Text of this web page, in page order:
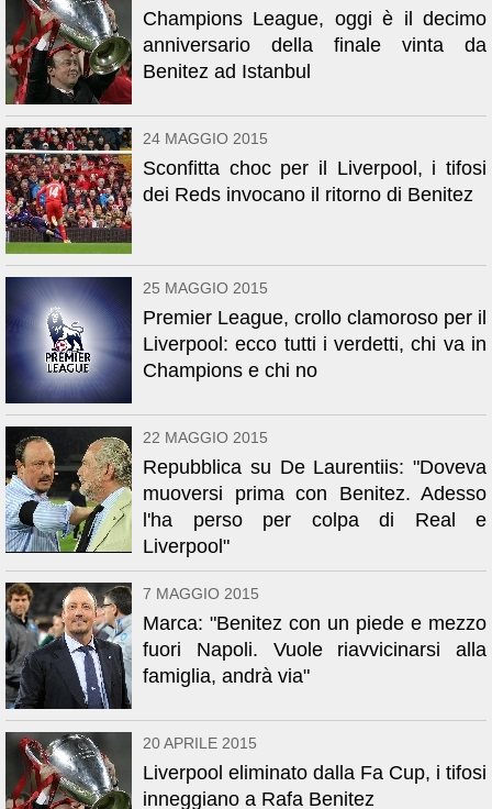
Champions League, oggi è il decimo
anniversario della finale vinta da
Benitez ad Istanbul
24 MAGGIO 2015
Sconfitta choc per il Liverpool, i tifosi
dei Reds invocano il ritorno di Benitez
25 MAGGIO 2015
Premier League, crollo clamoroso per il
Liverpool: ecco tutti i verdetti, chi va in
Champions e chi no
22 MAGGIO 2015
Repubblica su De Laurentiis: "Doveva
muoversi prima con Benitez. Adesso
l'ha perso per colpa di Real e
Liverpool"
7 MAGGIO 2015
Marca: "Benitez con un piede e mezzo
fuori Napoli. Vuole riavvicinarsi alla
famiglia, andrà via"
20 APRILE 2015
Liverpool eliminato dalla Fa Cup, i tifosi
inneggiano a Rafa Benitez